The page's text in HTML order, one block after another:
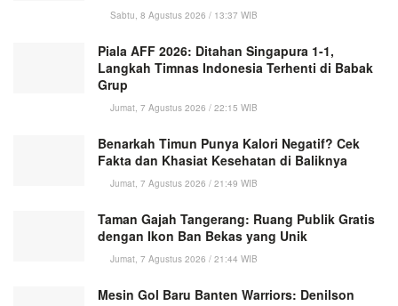
Sabtu, 8 Agustus 2026 / 13:37 WIB
Piala AFF 2026: Ditahan Singapura 1-1,
Langkah Timnas Indonesia Terhenti di Babak
Grup
Jumat, 7 Agustus 2026 / 22:15 WIB
Benarkah Timun Punya Kalori Negatif? Cek
Fakta dan Khasiat Kesehatan di Baliknya
Jumat, 7 Agustus 2026 / 21:49 WIB
Taman Gajah Tangerang: Ruang Publik Gratis
dengan Ikon Ban Bekas yang Unik
Jumat, 7 Agustus 2026 / 21:44 WIB
Mesin Gol Baru Banten Warriors: Denilson